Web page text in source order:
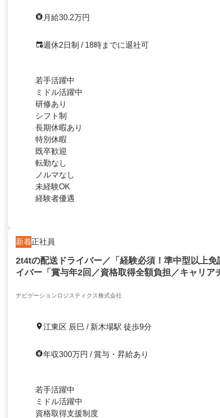
月給30.2万円
週休2日制 / 18時までに退社可
若手活躍中
ミドル活躍中
研修あり
シフト制
長期休暇あり
特別休暇
既卒歓迎
転勤なし
ノルマなし
未経験OK
経験者優遇
新着正社員
2t4tの配送ドライバー／「経験必須！準中型以上
イバー「賞与年2回／資格取得全額負担／キャリア
ナビゲーションロジスティクス株式会社
江東区 辰巳 / 新木場駅 徒歩9分
年収300万円 / 賞与・昇給あり
若手活躍中
ミドル活躍中
資格取得支援制度